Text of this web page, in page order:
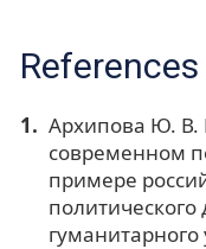
References
Архипова Ю. В.
современном
примере
политического